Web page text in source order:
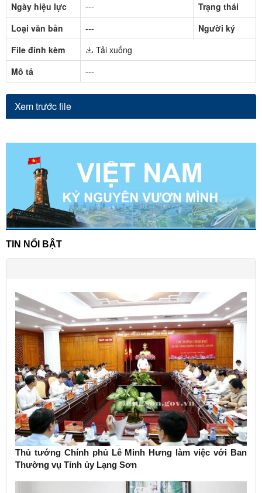
Ngày hiệu lực
---
Trạng thái
Loại văn bản
---
Người ký
File đính kèm
Tải xuống
Mô tả
---
Xem trước file
TIN NỔI BẬT
Thủ tướng Chính phủ Lê Minh Hưng làm việc với Ban
Thường vụ Tỉnh ủy Lạng Sơn